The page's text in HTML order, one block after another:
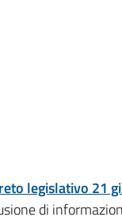
legislativo 21
di